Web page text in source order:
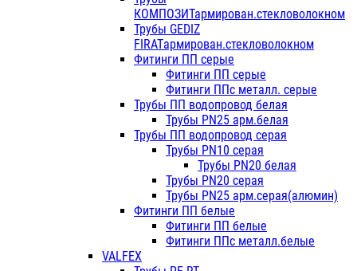
КОМПОЗИТармирован.стекловолокном
Трубы GEDIZ
FIRATармирован.стекловолокном
Фитинги ПП серые
Фитинги ПП серые
Фитинги ППс металл. серые
Трубы ПП водопровод белая
Трубы PN25 арм.белая
Трубы ПП водопровод серая
Трубы PN10 серая
Трубы PN20 белая
Трубы PN20 серая
Трубы PN25 арм.серая(алюмин)
Фитинги ПП белые
Фитинги ПП белые
Фитинги ППс металл.белые
VALFEX